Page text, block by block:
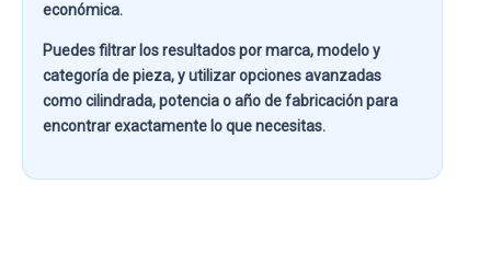
económica.
Puedes filtrar los resultados pormarca, modelo y
categoría de pieza, y utilizar opciones avanzadas
comocilindrada, potencia o año de fabricaciónpara
encontrar exactamente lo que necesitas.